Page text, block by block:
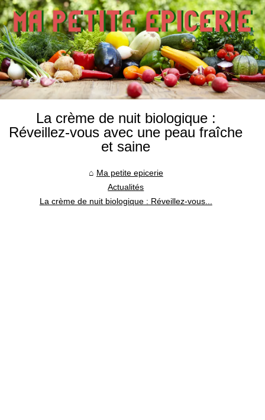
La crème de nuit biologique :
Réveillez-vous avec une peau fraîche
et saine
Ma petite epicerie
Actualités
La crème de nuit biologique : Réveillez-vous...